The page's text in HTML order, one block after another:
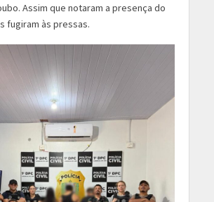
Assim que notaram a presença do
fugiram às pressas.